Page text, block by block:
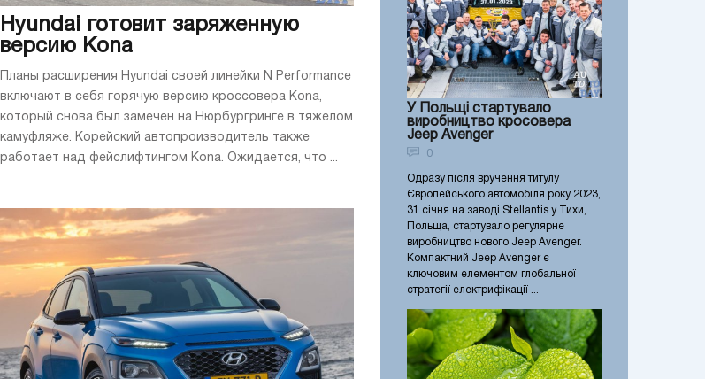
Hyundai готовит заряженную
версию Kona
Планы расширения Hyundai своей линейки N Performance
включают в себя горячую версию кроссовера Kona,
который снова был замечен на Нюрбургринге в тяжелом
камуфляже. Корейский автопроизводитель также
работает над фейслифтингом Kona. Ожидается, что ...
У Польщі стартувало
виробництво кросовера
Jeep Avenger
0
Одразу після вручення титулу
Європейського автомобіля року 2023,
31 січня на заводі Stellantis у Тихи,
Польща, стартувало регулярне
виробництво нового Jeep Avenger.
Компактний Jeep Avenger є
ключовим елементом глобальної
стратегії електрифікації ...